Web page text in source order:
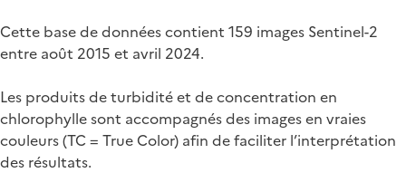
Cette base de données contient 159 images Sentinel-2
entre août 2015 et avril 2024.
Les produits de turbidité et de concentration en
chlorophylle sont accompagnés des images en vraies
couleurs (TC = True Color) afin de faciliter l’interprétation
des résultats.